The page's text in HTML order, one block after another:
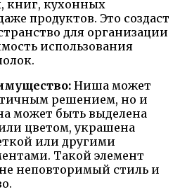
книг, кухонных
продуктов. Это создаст
для организации
использования
Ниша может
решением, но и
может быть выделена
цветом, украшена
или другими
Такой элемент
неповторимый стиль и